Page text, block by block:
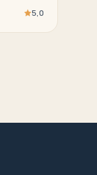
5,0